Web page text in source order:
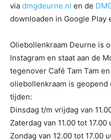
via dmgdeurne.nl en de
downloaden in Google Play
Oliebollenkraam Deurne is
Instagram en staat aan de
tegenover Café Tam Tam en
oliebollenkraam is geopend
tijden:
Dinsdag t/m vrijdag van
Zaterdag van 11.00 tot 17.00
Zondag van 12.00 tot 17.00